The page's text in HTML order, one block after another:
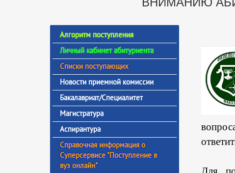
Алгоритм поступления
Личный кабинет абитуриента
Списки поступающих
Новости приемной комиссии
Бакалавриат/Специалитет
Магистратура
Аспирантура
Справочная информация о
Суперсервисе "Поступление в
вуз онлайн"